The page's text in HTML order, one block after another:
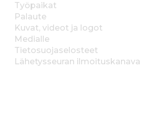
Työpaikat
Palaute
Kuvat, videot ja logot
Medialle
Tietosuojaselosteet
Lähetysseuran ilmoituskanava